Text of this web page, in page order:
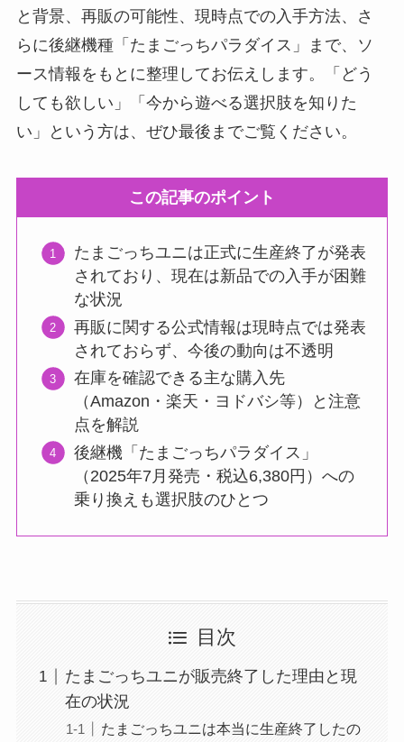
と背景、再販の可能性、現時点での入手方法、さ
らに後継機種「たまごっちパラダイス」まで、ソ
ース情報をもとに整理してお伝えします。「どう
しても欲しい」「今から遊べる選択肢を知りた
い」という方は、ぜひ最後までご覧ください。
この記事のポイント
たまごっちユニは正式に生産終了が発表
されており、現在は新品での入手が困難
な状況
再販に関する公式情報は現時点では発表
されておらず、今後の動向は不透明
在庫を確認できる主な購入先
（Amazon・楽天・ヨドバシ等）と注意
点を解説
後継機「たまごっちパラダイス」
（2025年7月発売・税込6,380円）への
乗り換えも選択肢のひとつ
目次
たまごっちユニが販売終了した理由と現
在の状況
たまごっちユニは本当に生産終了したの